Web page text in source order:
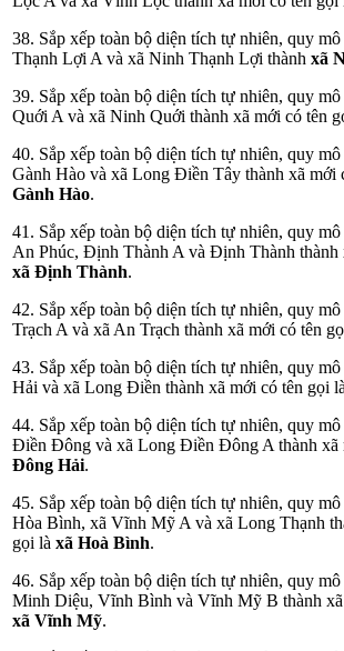
38. Sắp xếp toàn bộ diện tích tự nhiên, quy
Thạnh Lợi A và xã Ninh Thạnh Lợi thành xã
39. Sắp xếp toàn bộ diện tích tự nhiên, quy
Quới A và xã Ninh Quới thành xã mới có tên
40. Sắp xếp toàn bộ diện tích tự nhiên, quy mô
Gành Hào và xã Long Điền Tây thành xã mới
Gành Hào.
41. Sắp xếp toàn bộ diện tích tự nhiên, quy mô
An Phúc, Định Thành A và Định Thành thành
xã Định Thành.
42. Sắp xếp toàn bộ diện tích tự nhiên, quy
Trạch A và xã An Trạch thành xã mới có tên
43. Sắp xếp toàn bộ diện tích tự nhiên, quy
Hải và xã Long Điền thành xã mới có tên gọi là
44. Sắp xếp toàn bộ diện tích tự nhiên, quy
Điền Đông và xã Long Điền Đông A thành xã
Đông Hải.
45. Sắp xếp toàn bộ diện tích tự nhiên, quy mô
Hòa Bình, xã Vĩnh Mỹ A và xã Long Thạnh
gọi là xã Hoà Bình.
46. Sắp xếp toàn bộ diện tích tự nhiên, quy mô
Minh Diệu, Vĩnh Bình và Vĩnh Mỹ B thành xã
xã Vĩnh Mỹ.